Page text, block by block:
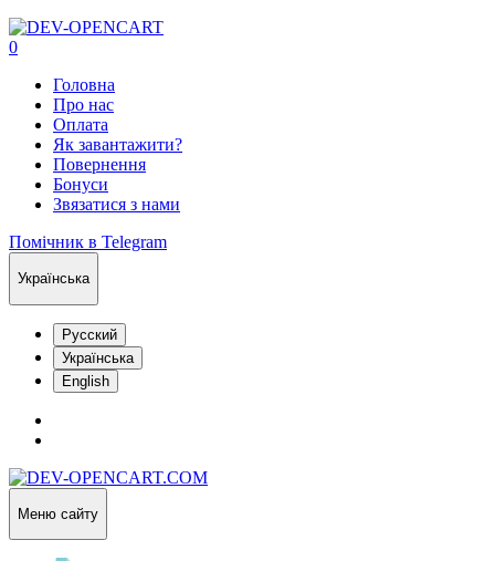
0
Головна
Про нас
Оплата
Як завантажити?
Повернення
Бонуси
Звязатися з нами
Помічник в Telegram
Українська
Русский
Українська
English
Меню сайту